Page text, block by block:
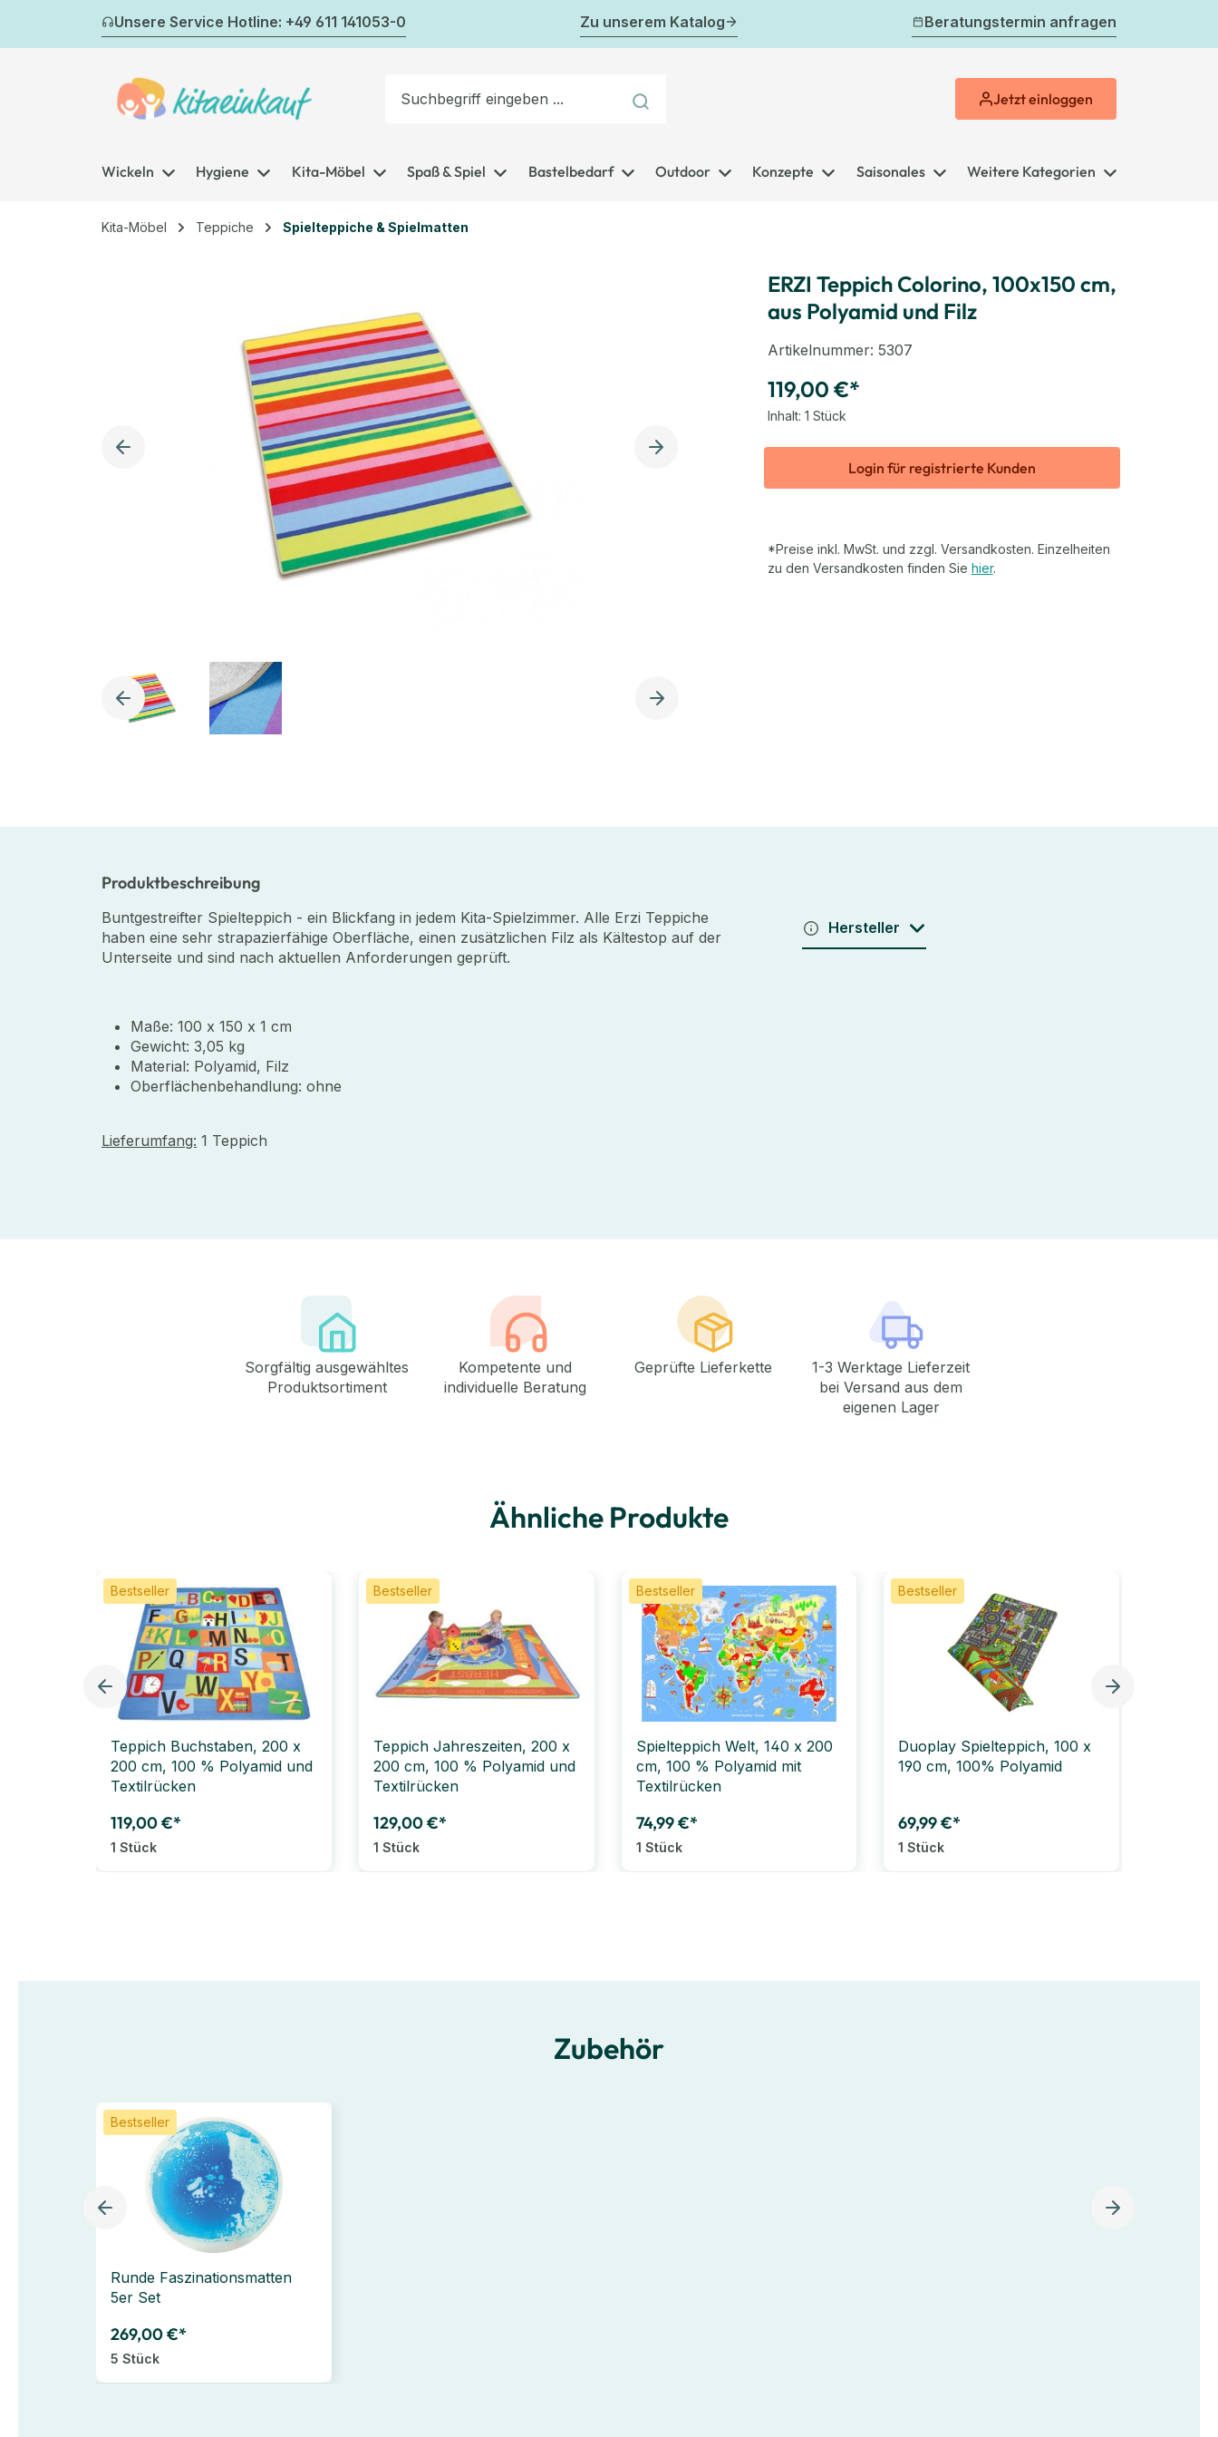
Hauptinhalt springen
Zur Suche springen
Zur Hauptnavigation springen
Unsere Service Hotline: +49 611 141053-0 Zu unserem Katalog Beratungstermin anfragen
Jetzteinloggen
Wickeln Hygiene Kita-Möbel Spaß & Spiel Bastelbedarf Outdoor Konzepte Saisonales Weitere Kategorien
Kita-Möbel Teppiche Spielteppiche & Spielmatten
ERZI Teppich Colorino, 100x150 cm,
aus Polyamid und Filz
Artikelnummer: 5307
119,00 €*
Inhalt: 1 Stück
Login für registrierte Kunden
*Preise inkl. MwSt. und zzgl. Versandkosten. Einzelheiten
zu den Versandkosten finden Sie hier.
Produktbeschreibung
Buntgestreifter Spielteppich - ein Blickfang in jedem Kita-Spielzimmer. Alle Erzi Teppiche
haben eine sehr strapazierfähige Oberfläche, einen zusätzlichen Filz als Kältestop auf der
Unterseite und sind nach aktuellen Anforderungen geprüft.
Maße: 100 x 150 x 1 cm
Gewicht: 3,05 kg
Material: Polyamid, Filz
Oberflächenbehandlung: ohne
Lieferumfang: 1 Teppich
Hersteller
Sorgfältig ausgewähltes
Produktsortiment
Kompetente und
individuelle Beratung
Geprüfte Lieferkette
1-3 Werktage Lieferzeit
bei Versand aus dem
eigenen Lager
Ähnliche Produkte
Bestseller
Teppich Buchstaben, 200 x
200 cm, 100 % Polyamid und
Textilrücken
119,00 €*
1 Stück
Bestseller
Teppich Jahreszeiten, 200 x
200 cm, 100 % Polyamid und
Textilrücken
129,00 €*
1 Stück
Bestseller
Spielteppich Welt, 140 x 200
cm, 100 % Polyamid mit
Textilrücken
74,99 €*
1 Stück
Bestseller
Duoplay Spielteppich, 100 x
190 cm, 100% Polyamid
69,99 €*
1 Stück
Zubehör
Bestseller
Runde Faszinationsmatten
5er Set
269,00 €*
5 Stück